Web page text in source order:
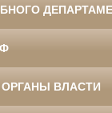
ВЛАСТИ